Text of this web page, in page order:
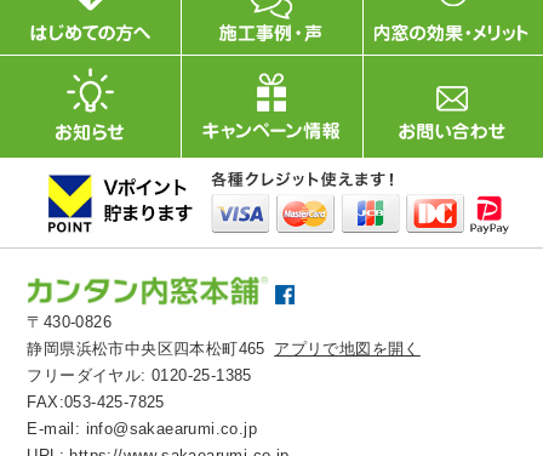
〒430-0826
静岡県浜松市中央区四本松町465 アプリで地図を開く
フリーダイヤル:0120-25-1385
FAX:053-425-7825
E-mail: info@sakaearumi.co.jp